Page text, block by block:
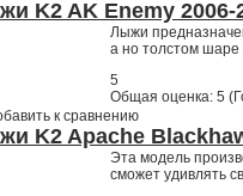
K2 AK Enemy 2006-
Лыжи
а но толстом шаре
5
Общая оценка: 5 (
к сравнению
K2 Apache
Эта модель
сможет удивлять